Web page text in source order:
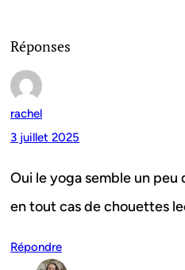
Réponses
rachel
3 juillet 2025
Oui le yoga semble un
en tout cas de chouettes
Répondre